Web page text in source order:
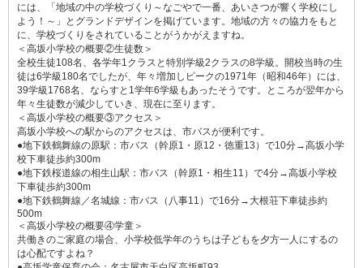
には、「地域の中の学校づくり～なごやで一番、あいさつが響く学校にし
よう！～」とグランドデザインを掲げています。地域の方々の協力をもと
に、学校づくりをされていることがうかがえますね。
＜高坂小学校の概要②生徒数＞
全校生徒108名、各学年1クラスと特別学級2クラスの8学級。開校当時の生
徒は6学級180名でしたが、年々増加しピークの1971年（昭和46年）には、
39学級1768名、ならすと1学年6学級もあったそうです。ところが翌年から
年々生徒数が減少していき、現在に至ります。
＜高坂小学校の概要③アクセス＞
高坂小学校への駅からのアクセスは、市バスが便利です。
●地下鉄鶴舞線の原駅：市バス（幹原1・原12・徳重13）で10分→高坂小学
校下車徒歩約300m
●地下鉄桜道線の相生山駅：市バス（幹原1・相生11）で4分→高坂小学校
下車徒歩約300m
●地下鉄鶴舞線／名城線：市バス（八事11）で16分→大根荘下車徒歩約
500m
＜高坂小学校の概要④学童＞
共働きのご家庭の場合、小学校低学年のうちは子どもを夕方一人にするの
は心配ですよね？